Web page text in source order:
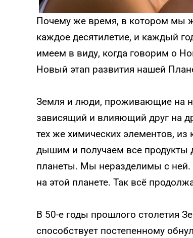
Почему же время, в котором мы
каждое десятилетие, и каждый
имеем в виду, когда говорим о
Новый этап развития нашей
Земля и люди, проживающие на
зависящий и влияющий друг на
тех же химических элементов,
дышим и получаем все продукты
планеты. Мы неразделимы с
на этой планете. Так всё
В 50-е годы прошлого столетия
способствует постепенному